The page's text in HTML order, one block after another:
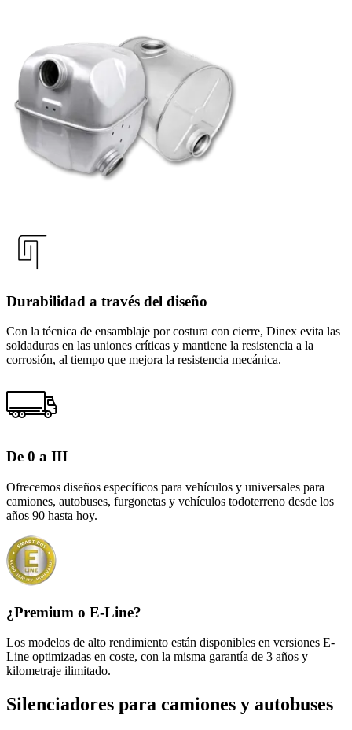
Durabilidad a través del diseño
Con la técnica de ensamblaje por costura con cierre, Dinex evita las
soldaduras en las uniones críticas y mantiene la resistencia a la
corrosión, al tiempo que mejora la resistencia mecánica.
De 0 a III
Ofrecemos diseños específicos para vehículos y universales para
camiones, autobuses, furgonetas y vehículos todoterreno desde los
años 90 hasta hoy.
¿Premium o E-Line?
Los modelos de alto rendimiento están disponibles en versiones E-
Line optimizadas en coste, con la misma garantía de 3 años y
kilometraje ilimitado.
Silenciadores para camiones y autobuses